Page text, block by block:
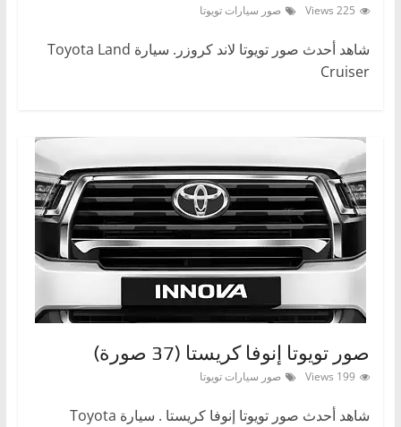
225 Views صور سيارات تويوتا
شاهد أحدث صور تويوتا لاند كروزر. سيارة Toyota Land
Cruiser
صور تويوتا إنوفا كريستا (37 صورة)
199 Views صور سيارات تويوتا
شاهد أحدث صور تويوتا إنوفا كريستا . سيارة Toyota